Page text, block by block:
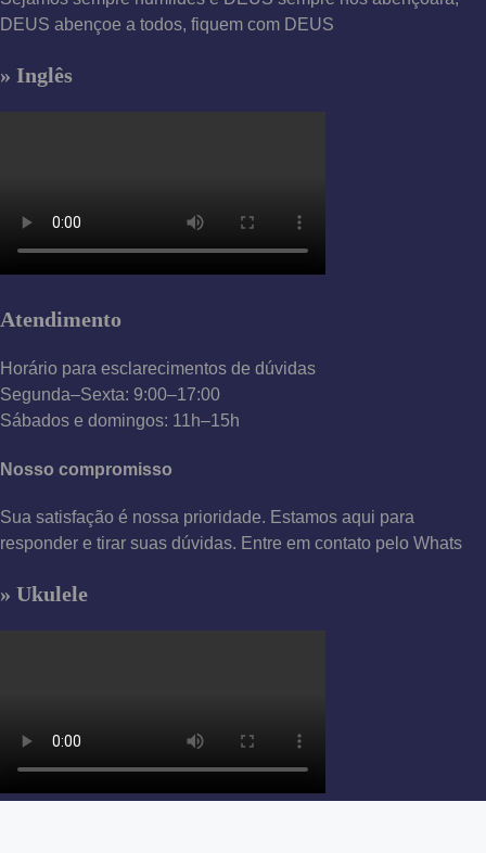
DEUS abençoe a todos, fiquem com DEUS
» Inglês
Atendimento
Horário para esclarecimentos de dúvidas
Segunda–Sexta: 9:00–17:00
Sábados e domingos: 11h–15h
Nosso compromisso
Sua satisfação é nossa prioridade. Estamos aqui para
responder e tirar suas dúvidas. Entre em contato pelo Whats
» Ukulele